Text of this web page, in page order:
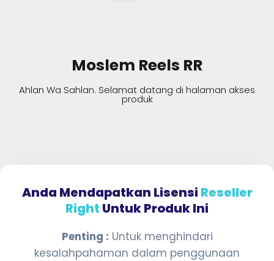
Moslem Reels RR
Ahlan Wa Sahlan. Selamat datang di halaman akses
produk
Anda Mendapatkan Lisensi Reseller
Right Untuk Produk Ini
Penting : Untuk menghindari
kesalahpahaman dalam penggunaan